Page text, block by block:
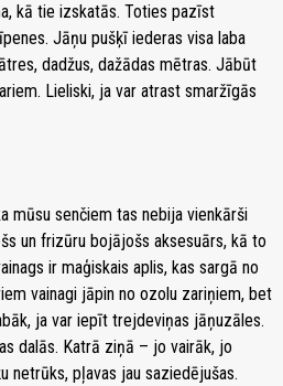
kā tie izskatās. Toties pazīst
Jāņu pušķī iederas visa laba
dadžus, dažādas mētras. Jābūt
Lieliski, ja var atrast smaržīgās
mūsu senčiem tas nebija vienkārši
un frizūru bojājošs aksesuārs, kā to
ir maģiskais aplis, kas sargā no
vainagi jāpin no ozolu zariņiem, bet
ja var iepīt trejdeviņas jāņuzāles.
dalās. Katrā ziņā – jo vairāk, jo
netrūks, pļavas jau saziedējušas.